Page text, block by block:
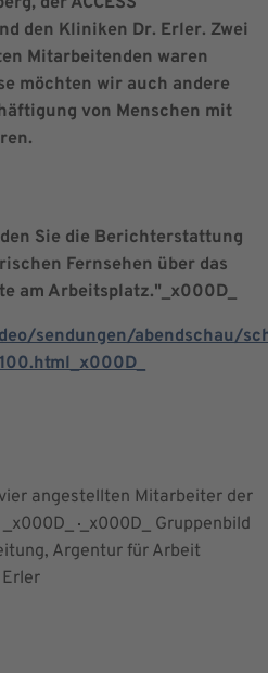
den Kliniken Dr. Erler. Zwei
Mitarbeitenden waren
möchten wir auch andere
von Menschen mit
Sie die Berichterstattung
Fernsehen über das
am Arbeitsplatz."_x000D_
sendungen/abendschau/
angestellten Mitarbeiter der
_x000D_ Gruppenbild
Argentur für Arbeit